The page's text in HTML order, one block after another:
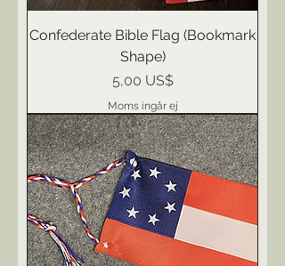
Confederate Bible Flag (Bookmark
Shape)
Pris
5,00 US$
Moms ingår ej